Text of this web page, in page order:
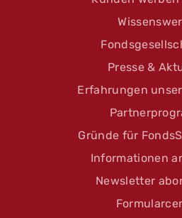
Presse &
Erfahrungen
Gründe für
Informationen
Newsletter